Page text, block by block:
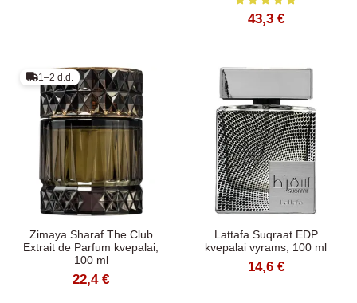
43,3 €
1–2 d.d.
Zimaya Sharaf The Club
Extrait de Parfum kvepalai,
100 ml
22,4 €
Lattafa Suqraat EDP
kvepalai vyrams, 100 ml
14,6 €